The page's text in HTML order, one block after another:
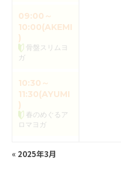
09:00～
10:00(AKEMI
)
骨盤スリムヨ
ガ
10:30～
11:30(AYUMI
)
春のめぐるア
ロマヨガ
« 2025年3月